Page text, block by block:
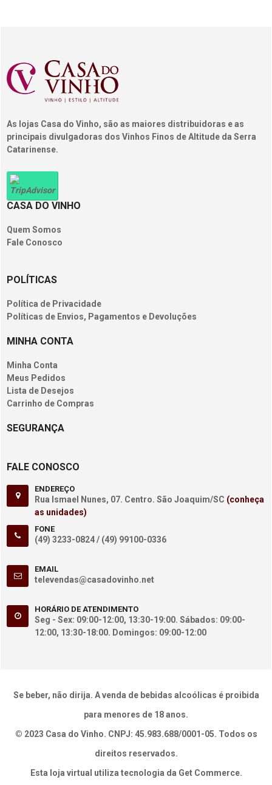
As lojas Casa do Vinho, são as maiores distribuidoras e as
principais divulgadoras dos Vinhos Finos de Altitude da Serra
Catarinense.
CASA DO VINHO
Quem Somos
Fale Conosco
POLÍTICAS
Política de Privacidade
Políticas de Envios, Pagamentos e Devoluções
MINHA CONTA
Minha Conta
Meus Pedidos
Lista de Desejos
Carrinho de Compras
SEGURANÇA
FALE CONOSCO
ENDEREÇO
Rua Ismael Nunes, 07. Centro. São Joaquim/SC (conheça
as unidades)
FONE
(49) 3233-0824 / (49) 99100-0336
EMAIL
televendas@casadovinho.net
HORÁRIO DE ATENDIMENTO
Seg - Sex: 09:00-12:00, 13:30-19:00. Sábados: 09:00-
12:00, 13:30-18:00. Domingos: 09:00-12:00
Se beber, não dirija. A venda de bebidas alcoólicas é proibida
para menores de 18 anos.
© 2023 Casa do Vinho. CNPJ: 45.983.688/0001-05. Todos os
direitos reservados.
Esta loja virtual utiliza tecnologia da Get Commerce.